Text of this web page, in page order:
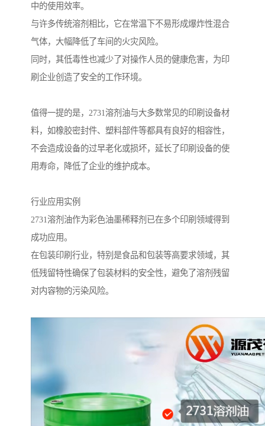
中的使用效率。
与许多传统溶剂相比，它在常温下不易形成爆炸性混合
气体，大幅降低了车间的火灾风险。
同时，其低毒性也减少了对操作人员的健康危害，为印
刷企业创造了安全的工作环境。
值得一提的是，2731溶剂油与大多数常见的印刷设备材
料，如橡胶密封件、塑料部件等都具有良好的相容性，
不会造成设备的过早老化或损坏，延长了印刷设备的使
用寿命，降低了企业的维护成本。
行业应用实例
2731溶剂油作为彩色油墨稀释剂已在多个印刷领域得到
成功应用。
在包装印刷行业，特别是食品和包装等高要求领域，其
低残留特性确保了包装材料的安全性，避免了溶剂残留
对内容物的污染风险。